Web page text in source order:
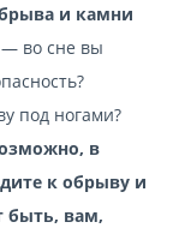
и камни
— во сне вы
под ногами?
в
к обрыву и
быть, вам,